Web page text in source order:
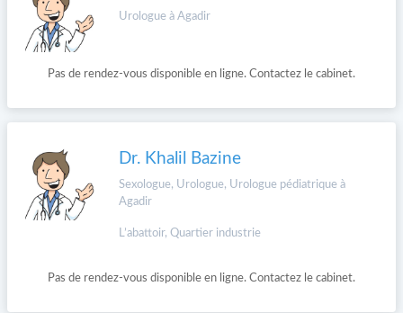
Urologue à Agadir
Pas de rendez-vous disponible en ligne. Contactez le cabinet.
Dr. Khalil Bazine
Sexologue, Urologue, Urologue pédiatrique à
Agadir
L’abattoir, Quartier industrie
Pas de rendez-vous disponible en ligne. Contactez le cabinet.